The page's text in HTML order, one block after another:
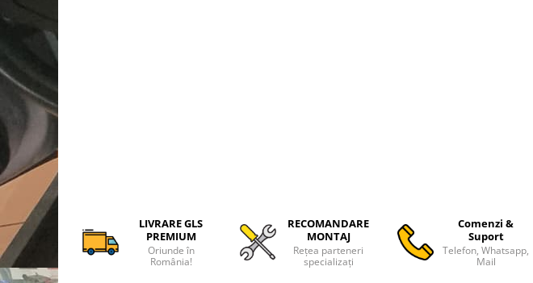
Camere Hyundai
Camere Nissan
Camere Alfa Romeo
Camere Honda
Camere Chevrolet
Camere Jaguar
Camere Jeep
LIVRARE GLS
PREMIUM
Oriunde în
România!
RECOMANDARE
MONTAJ
Rețea parteneri
specializați
Comenzi &
Suport
Telefon, Whatsapp,
Mail